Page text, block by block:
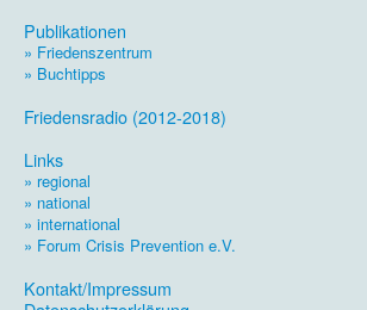
Publikationen
» Friedenszentrum
» Buchtipps
Friedensradio (2012-2018)
Links
» regional
» national
» international
» Forum Crisis Prevention e.V.
Kontakt/Impressum